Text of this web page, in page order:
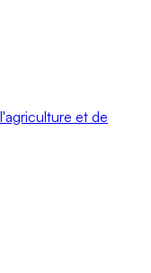
et de